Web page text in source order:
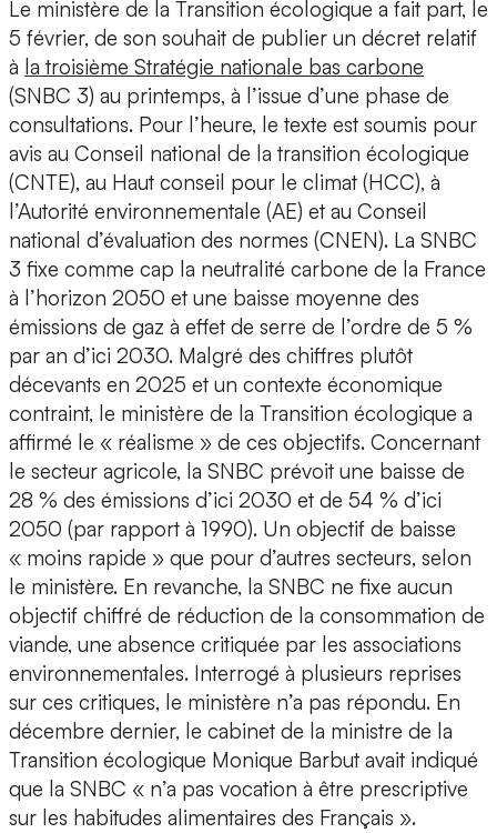
Le ministère de la Transition écologique a fait part, le
5 février, de son souhait de publier un décret relatif
à la troisième Stratégie nationale bas carbone
(SNBC 3) au printemps, à l’issue d’une phase de
consultations. Pour l’heure, le texte est soumis pour
avis au Conseil national de la transition écologique
(CNTE), au Haut conseil pour le climat (HCC), à
l’Autorité environnementale (AE) et au Conseil
national d’évaluation des normes (CNEN). La SNBC
3 fixe comme cap la neutralité carbone de la France
à l’horizon 2050 et une baisse moyenne des
émissions de gaz à effet de serre de l’ordre de 5 %
par an d’ici 2030. Malgré des chiffres plutôt
décevants en 2025 et un contexte économique
contraint, le ministère de la Transition écologique a
affirmé le « réalisme » de ces objectifs. Concernant
le secteur agricole, la SNBC prévoit une baisse de
28 % des émissions d’ici 2030 et de 54 % d’ici
2050 (par rapport à 1990). Un objectif de baisse
« moins rapide » que pour d’autres secteurs, selon
le ministère. En revanche, la SNBC ne fixe aucun
objectif chiffré de réduction de la consommation de
viande, une absence critiquée par les associations
environnementales. Interrogé à plusieurs reprises
sur ces critiques, le ministère n’a pas répondu. En
décembre dernier, le cabinet de la ministre de la
Transition écologique Monique Barbut avait indiqué
que la SNBC « n’a pas vocation à être prescriptive
sur les habitudes alimentaires des Français ».